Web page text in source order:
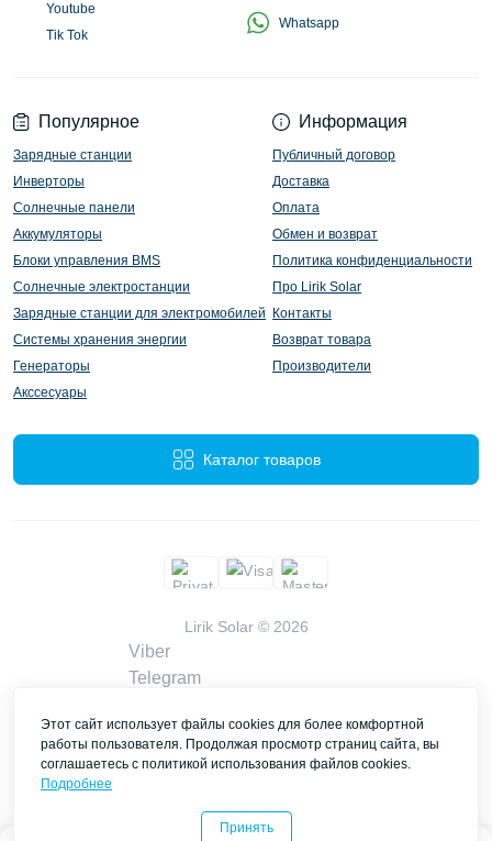
Популярное
Зарядные станции
Инверторы
Солнечные панели
Аккумуляторы
Блоки управления BMS
Солнечные электростанции
Зарядные станции для электромобилей
Системы хранения энергии
Генераторы
Акссесуары
Информация
Публичный договор
Доставка
Оплата
Обмен и возврат
Политика конфиденциальности
Про Lirik Solar
Контакты
Возврат товара
Производители
Каталог товаров
Youtube
Tik Tok
Whatsapp
Lirik Solar © 2026
Viber
Telegram
liriksolarcompany@gmail.com
Заказать звонок
Этот сайт использует файлы cookies для более комфортной
работы пользователя. Продолжая просмотр страниц сайта, вы
соглашаетесь с политикой использования файлов cookies.
Подробнее
Принять